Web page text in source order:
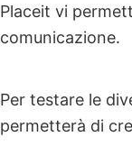
Placeit vi
comunicazione.
Per testare le
permetterà di